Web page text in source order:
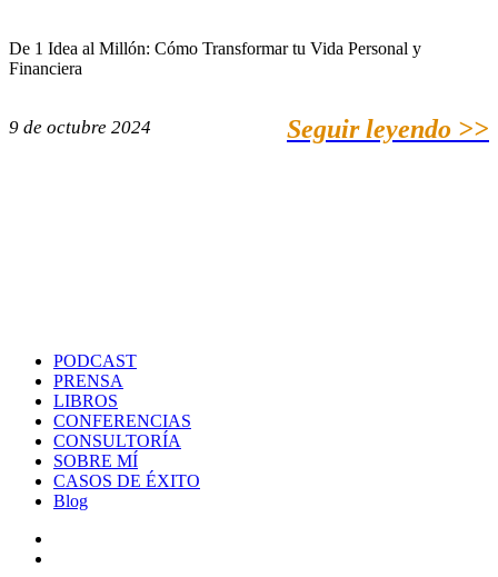
De 1 Idea al Millón: Cómo Transformar tu Vida Personal y
Financiera
9 de octubre 2024 Seguir leyendo >>
PODCAST
PRENSA
LIBROS
CONFERENCIAS
CONSULTORÍA
SOBRE MÍ
CASOS DE ÉXITO
Blog